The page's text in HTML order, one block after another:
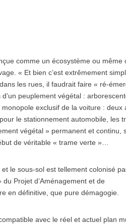
comme un écosystème ou même
« Et bien c’est extrêmement
les rues, il faudrait faire « ré-
peuplement végétal :
exclusif de la voiture : deux
le stationnement automobile, les
végétal » permanent et continu,
de véritable « trame verte »…
le sous-sol est tellement colonisé
Projet d’Aménagement et de
en définitive, que pure démagogie.
avec le réel et actuel plan